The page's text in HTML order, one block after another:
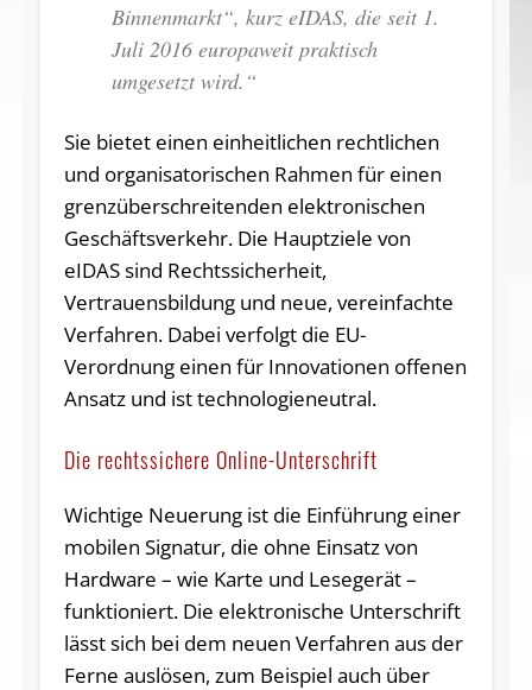
Binnenmarkt“, kurz eIDAS, die seit 1.
Juli 2016 europaweit praktisch
umgesetzt wird.“
Sie bietet einen einheitlichen rechtlichen
und organisatorischen Rahmen für einen
grenzüberschreitenden elektronischen
Geschäftsverkehr. Die Hauptziele von
eIDAS sind Rechtssicherheit,
Vertrauensbildung und neue, vereinfachte
Verfahren. Dabei verfolgt die EU-
Verordnung einen für Innovationen offenen
Ansatz und ist technologieneutral.
Die rechtssichere Online-Unterschrift
Wichtige Neuerung ist die Einführung einer
mobilen Signatur, die ohne Einsatz von
Hardware – wie Karte und Lesegerät –
funktioniert. Die elektronische Unterschrift
lässt sich bei dem neuen Verfahren aus der
Ferne auslösen, zum Beispiel auch über